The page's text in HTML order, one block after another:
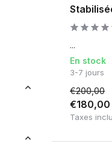
...
En stock
3-7 jours
€200,00
€180,00
Taxes